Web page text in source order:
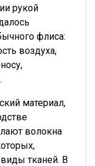
рукой
флиса:
воздуха,
материал,
волокна
тканей. В